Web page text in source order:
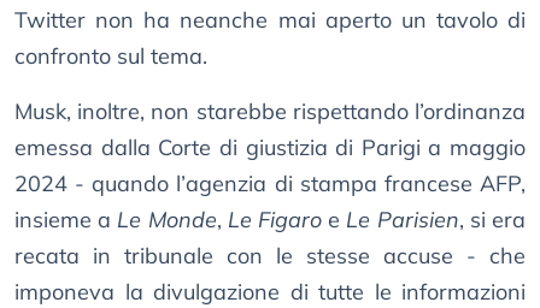
Twitter non ha neanche mai aperto un tavolo di
confronto sul tema.
Musk, inoltre, non starebbe rispettando l’ordinanza
emessa dalla Corte di giustizia di Parigi a maggio
2024 - quando l’agenzia di stampa francese AFP,
insieme a Le Monde, Le Figaro e Le Parisien, si era
recata in tribunale con le stesse accuse - che
imponeva la divulgazione di tutte le informazioni